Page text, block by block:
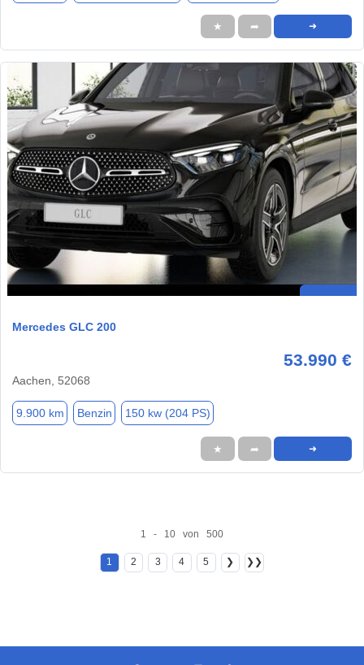
★ ➦ ➜
Mercedes GLC 200
53.990 €
Aachen, 52068
9.900 km Benzin 150 kw (204 PS)
★ ➦ ➜
1 - 10 von 500
1 2 3 4 5 ❯ ❯❯